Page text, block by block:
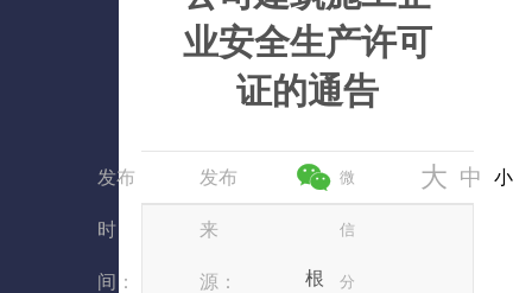
业安全生产许可
证的通告
发布
时
间：
发布
来
源：
微
信
分
大 中 小
根